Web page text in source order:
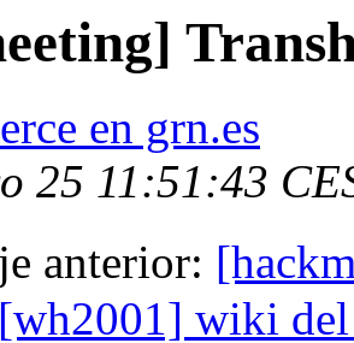
en grn.es
25 11:51:43
anterior:
wiki